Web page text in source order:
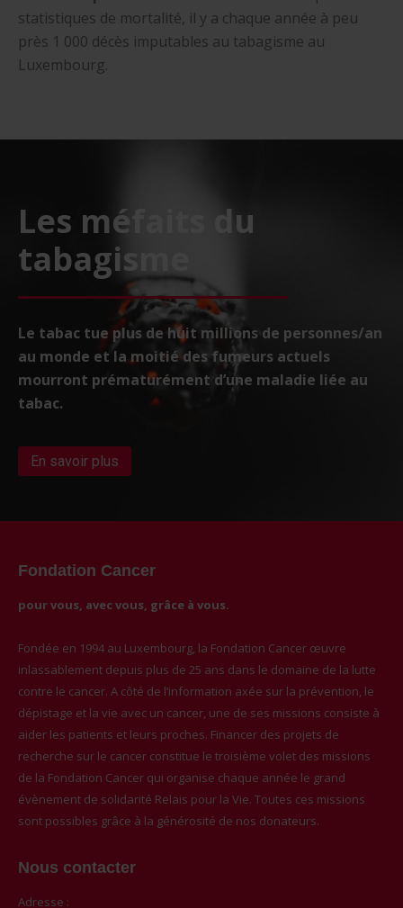
statistiques de mortalité, il y a chaque année à peu
près 1 000 décès imputables au tabagisme au
Luxembourg.
Les méfaits du
tabagisme
Le tabac tue plus de huit millions de personnes/an
au monde et la moitié des fumeurs actuels
mourront prématurément d’une maladie liée au
tabac.
En savoir plus
Fondation Cancer
pour vous, avec vous, grâce à vous.
Fondée en 1994 au Luxembourg, la Fondation Cancer œuvre
inlassablement depuis plus de 25 ans dans le domaine de la lutte
contre le cancer. A côté de l’information axée sur la prévention, le
dépistage et la vie avec un cancer, une de ses missions consiste à
aider les patients et leurs proches. Financer des projets de
recherche sur le cancer constitue le troisième volet des missions
de la Fondation Cancer qui organise chaque année le grand
évènement de solidarité Relais pour la Vie. Toutes ces missions
sont possibles grâce à la générosité de nos donateurs.
Nous contacter
Adresse :